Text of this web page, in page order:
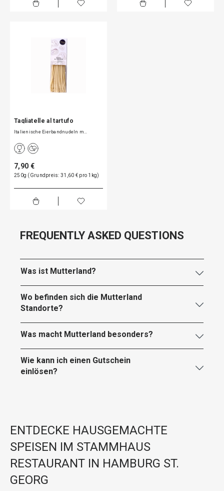
Tagliatelle al tartufo
Italienische Eierbandnudeln m…
7,90 €
250g (Grundpreis: 31,60 € pro 1kg)
FREQUENTLY ASKED QUESTIONS
Was ist Mutterland?
Wo befinden sich die Mutterland
Standorte?
Was macht Mutterland besonders?
Wie kann ich einen Gutschein
einlösen?
ENTDECKE HAUSGEMACHTE
SPEISEN IM STAMMHAUS
RESTAURANT IN HAMBURG ST.
GEORG